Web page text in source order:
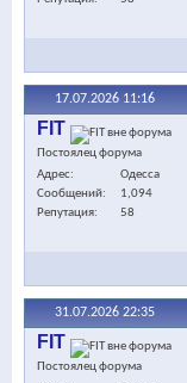
17.07.2026 11:16
FIT
Постоялец форума
Адрес
Одесса
Сообщений
1,094
Репутация
58
31.07.2026 22:35
FIT
Постоялец форума